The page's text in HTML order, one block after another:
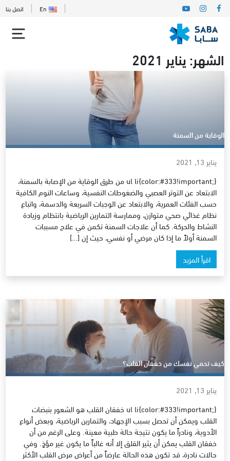
En اتصل بنا
الشهر: يناير 2021
الوقاية من السمنة
يناير 13, 2021
ul li{color:#333!important;} من طرق الوقاية من الإصابة بالسمنة،
الابتعاد عن التوتر العصبي والضغوطات النفسية، وساعات النوم الكافية
حسب الفئات العمرية، والابتعاد عن الوجبات السريعة والدسمة، واتباع
نظام غذائي صحي متوازن، وممارسة التمارين الرياضية بانتظام وزيادة
النشاط والحركة. كما أن علاجات السمنة تكمن في علاج مسببات
السمنة أولاً ما إذا كان مرضي أو نفسي، حيث إن […]
اقرأ المزيد
كيف تحمي نفسك من خفقان القلب؟
يناير 13, 2021
ul li{color:#333!important;} خفقان القلب هو الشعور بنبضات
القلب ويمكن أن تحصل بسبب الإجهاد، والتمارين الرياضية، وبعض أنواع
الأدوية، ونادراً ما يكون نتيجة حالة طبية معينة. وعلى الرغم من أن
خفقان القلب يمكن أن يثير القلق إلا أنه غالباً ما يكون غير مؤذٍ. وفي
حالات نادرة، قد تكون هذه الحالة عارضاً من أعراض مرض القلب الأكثر